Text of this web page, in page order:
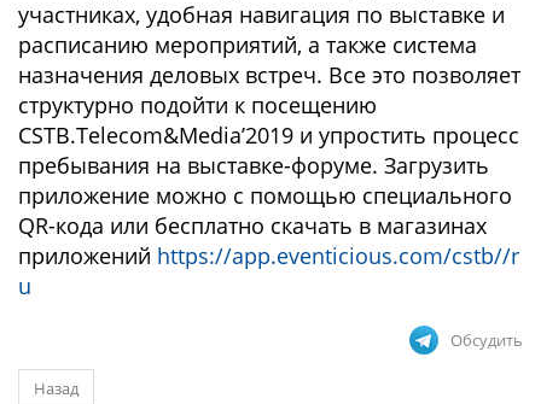
участниках, удобная навигация по выставке и
расписанию мероприятий, а также система
назначения деловых встреч. Все это позволяет
структурно подойти к посещению
CSTB.Telecom&Media’2019 и упростить процесс
пребывания на выставке-форуме. Загрузить
приложение можно с помощью специального
QR-кода или бесплатно скачать в магазинах
приложений https://app.eventicious.com/cstb//r
u
Обсудить
Назад